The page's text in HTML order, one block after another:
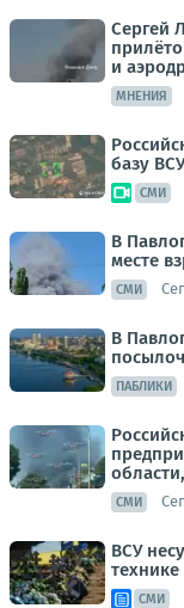
Сергей
и
МНЕНИЯ
базу
СМИ
В
месте
СМИ
В
ПАБЛИКИ
СМИ
ВСУ
технике
СМИ